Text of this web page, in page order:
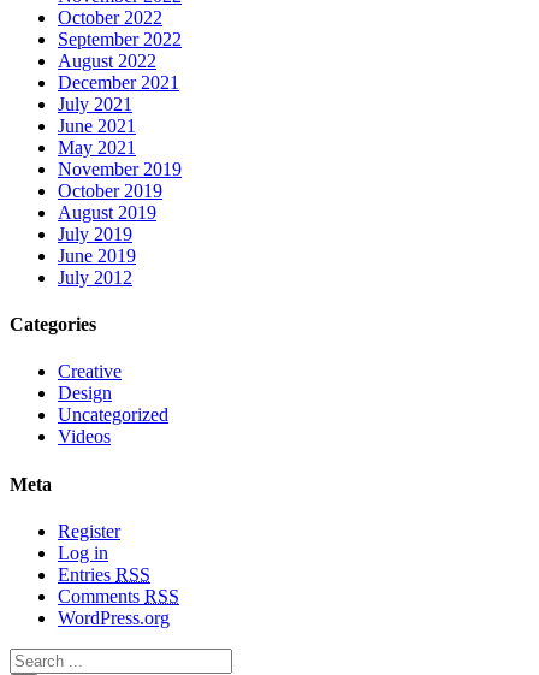
October 2022
September 2022
August 2022
December 2021
July 2021
June 2021
May 2021
November 2019
October 2019
August 2019
July 2019
June 2019
July 2012
Categories
Creative
Design
Uncategorized
Videos
Meta
Register
Log in
Entries RSS
Comments RSS
WordPress.org